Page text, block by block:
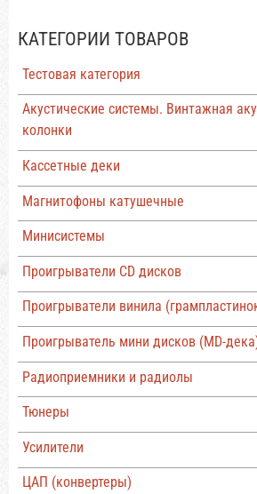
КАТЕГОРИИ ТОВАРОВ
Тестовая категория
Акустические системы. Винтажная
колонки
Кассетные деки
Магнитофоны катушечные
Минисистемы
Проигрыватели CD дисков
Проигрыватели винила
Проигрыватель мини дисков (MD-
Радиоприемники и радиолы
Тюнеры
Усилители
ЦАП (конвертеры)